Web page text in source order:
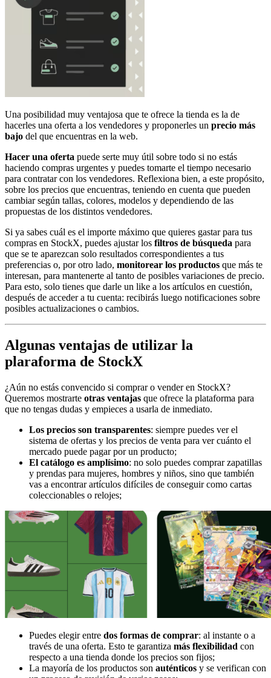
Una posibilidad muy ventajosa que te ofrece la tienda es la de
hacerles una oferta a los vendedores y proponerles un precio más
bajo del que encuentras en la web.
Hacer una oferta puede serte muy útil sobre todo si no estás
haciendo compras urgentes y puedes tomarte el tiempo necesario
para contratar con los vendedores. Reflexiona bien, a este propósito,
sobre los precios que encuentras, teniendo en cuenta que pueden
cambiar según tallas, colores, modelos y dependiendo de las
propuestas de los distintos vendedores.
Si ya sabes cuál es el importe máximo que quieres gastar para tus
compras en StockX, puedes ajustar los filtros de búsqueda para
que se te aparezcan solo resultados correspondientes a tus
preferencias o, por otro lado, monitorear los productos que más te
interesan, para mantenerte al tanto de posibles variaciones de precio.
Para esto, solo tienes que darle un like a los artículos en cuestión,
después de acceder a tu cuenta: recibirás luego notificaciones sobre
posibles actualizaciones o cambios.
Algunas ventajas de utilizar la
plaraforma de StockX
¿Aún no estás convencido si comprar o vender en StockX?
Queremos mostrarte otras ventajas que ofrece la plataforma para
que no tengas dudas y empieces a usarla de inmediato.
Los precios son transparentes: siempre puedes ver el
sistema de ofertas y los precios de venta para ver cuánto el
mercado puede pagar por un producto;
El catálogo es amplísimo: no solo puedes comprar zapatillas
y prendas para mujeres, hombres y niños, sino que también
vas a encontrar artículos difíciles de conseguir como cartas
coleccionables o relojes;
Puedes elegir entre dos formas de comprar: al instante o a
través de una oferta. Esto te garantiza más flexibilidad con
respecto a una tienda donde los precios son fijos;
La mayoría de los productos son auténticos y se verifican con